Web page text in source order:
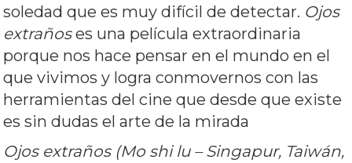
soledad que es muy difícil de detectar. Ojos
extrañoses una película extraordinaria
porque nos hace pensar en el mundo en el
que vivimos y logra conmovernos con las
herramientas del cine que desde que existe
es sin dudas el arte de la mirada
Ojos extraños (Mo shi lu – Singapur, Taiwán,